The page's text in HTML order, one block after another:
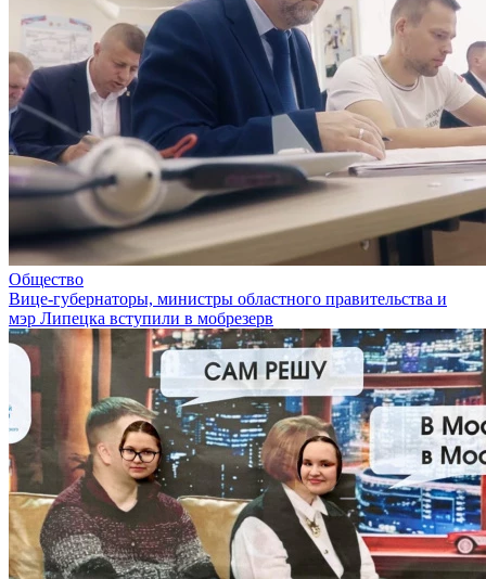
Общество
Вице-губернаторы, министры областного правительства и
мэр Липецка вступили в мобрезерв